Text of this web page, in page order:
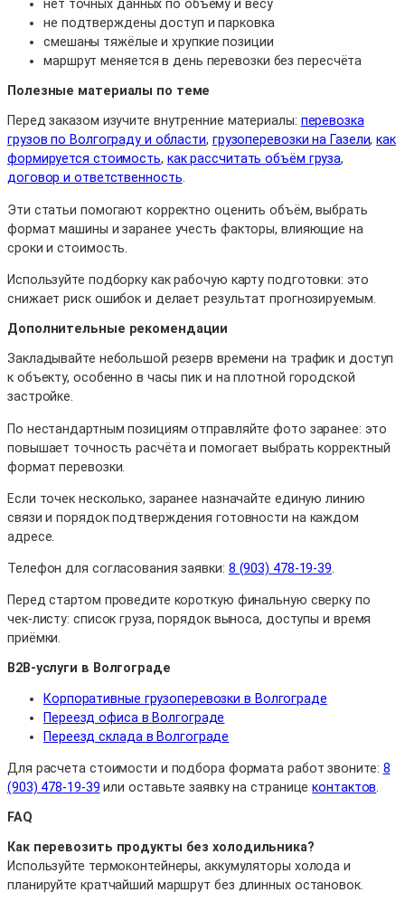
нет точных данных по объёму и весу
не подтверждены доступ и парковка
смешаны тяжёлые и хрупкие позиции
маршрут меняется в день перевозки без пересчёта
Полезные материалы по теме
Перед заказом изучите внутренние материалы: перевозка
грузов по Волгограду и области, грузоперевозки на Газели,как
формируется стоимость, как рассчитать объём груза,
договор и ответственность.
Эти статьи помогают корректно оценить объём, выбрать
формат машины и заранее учесть факторы, влияющие на
сроки и стоимость.
Используйте подборку как рабочую карту подготовки: это
снижает риск ошибок и делает результат прогнозируемым.
Дополнительные рекомендации
Закладывайте небольшой резерв времени на трафик и доступ
к объекту, особенно в часы пик и на плотной городской
застройке.
По нестандартным позициям отправляйте фото заранее: это
повышает точность расчёта и помогает выбрать корректный
формат перевозки.
Если точек несколько, заранее назначайте единую линию
связи и порядок подтверждения готовности на каждом
адресе.
Телефон для согласования заявки: 8 (903) 478-19-39
Перед стартом проведите короткую финальную сверку по
чек-листу: список груза, порядок выноса, доступы и время
приёмки.
B2B-услуги в Волгограде
Корпоративные грузоперевозки в Волгограде
Переезд офиса в Волгограде
Переезд склада в Волгограде
Для расчета стоимости и подбора формата работ звоните: 8
(903) 478-19-39 или оставьте заявку на страницеконтактов
FAQ
Как перевозить продукты без холодильника?
Используйте термоконтейнеры, аккумуляторы холода и
планируйте кратчайший маршрут без длинных остановок.